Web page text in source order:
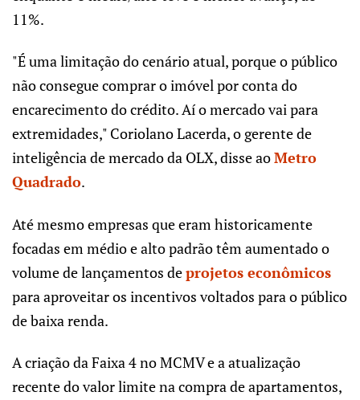
11%.
"É uma limitação do cenário atual, porque o público
não consegue comprar o imóvel por conta do
encarecimento do crédito. Aí o mercado vai para
extremidades," Coriolano Lacerda, o gerente de
inteligência de mercado da OLX, disse aoMetro
Quadrado.
Até mesmo empresas que eram historicamente
focadas em médio e alto padrão têm aumentado o
volume de lançamentos deprojetos econômicos
para aproveitar os incentivos voltados para o público
de baixa renda.
A criação da Faixa 4 no MCMV e a atualização
recente do valor limite na compra de apartamentos,